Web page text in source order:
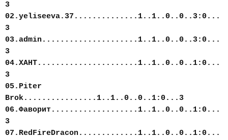
3
02.yeliseeva.37..............1..1..0..0..3:0...
3
03.admin.....................1..1..0..0..3:0...
3
04.ХАНТ......................1..1..0..0..1:0...
3
05.Piter
Brok................1..1..0..0..1:0...3
06.Фаворит...................1..1..0..0..1:0...
3
07.RedFireDracon.............1..1..0..0..1:0...